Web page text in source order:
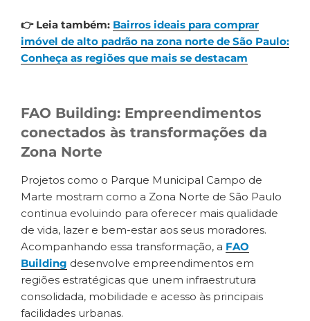
👉 Leia também: Bairros ideais para comprar
imóvel de alto padrão na zona norte de São Paulo:
Conheça as regiões que mais se destacam
FAO Building: Empreendimentos
conectados às transformações da
Zona Norte
Projetos como o Parque Municipal Campo de
Marte mostram como a Zona Norte de São Paulo
continua evoluindo para oferecer mais qualidade
de vida, lazer e bem-estar aos seus moradores.
Acompanhando essa transformação, a FAO
Building desenvolve empreendimentos em
regiões estratégicas que unem infraestrutura
consolidada, mobilidade e acesso às principais
facilidades urbanas.